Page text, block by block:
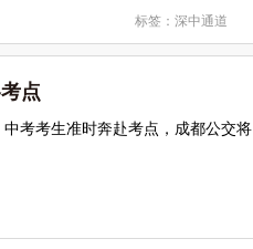
标签： 深中通道
点
考考生准时奔赴考点，成都公交将